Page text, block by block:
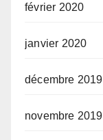
février 2020
janvier 2020
décembre 2019
novembre 2019